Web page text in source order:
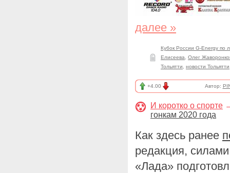
далее »
Кубок России G-Energy по
Елисеева
Олег
Тольятти
новости Тольятти
+4.00 Автор:
И коротко о спорте
гонкам 2020 года
Как здесь ранее
редакция,
«Лада»